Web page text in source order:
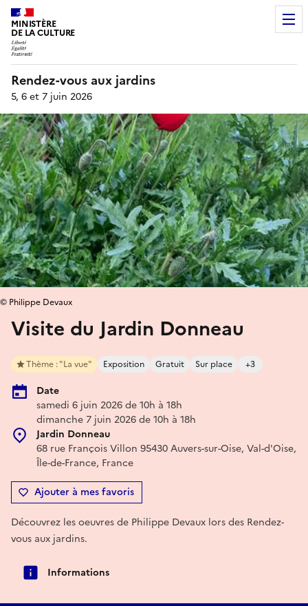
MINISTÈRE
DE LA CULTURE
Rendez-vous aux jardins
5, 6 et 7 juin 2026
Visite du Jardin Donneau
Thème : "La vue" Exposition Gratuit Sur place +3
Date
samedi 6 juin 2026 de 10h à 18h
dimanche 7 juin 2026 de 10h à 18h
Jardin Donneau
68 rue François Villon 95430 Auvers-sur-Oise, Val-d'Oise,
Île-de-France, France
Ajouter à mes favoris
© Philippe Devaux
Découvrez les oeuvres de Philippe Devaux lors des Rendez-
vous aux jardins.
Informations